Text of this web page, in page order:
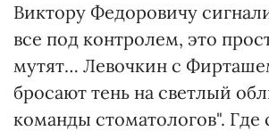
Виктору Федоровичу
все под контролем, это
мутят… Левочкин с
бросают тень на светлый
команды стоматологов". Где